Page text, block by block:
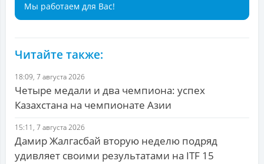
Мы работаем для Вас!
Читайте также:
18:09, 7 августа 2026
Четыре медали и два чемпиона: успех
Казахстана на чемпионате Азии
15:11, 7 августа 2026
Дамир Жалгасбай вторую неделю подряд
удивляет своими результатами на ITF 15